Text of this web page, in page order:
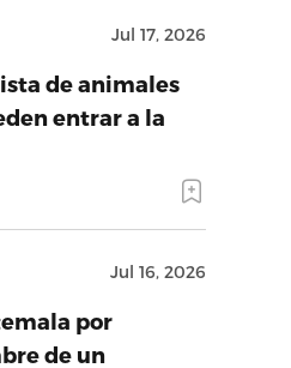
Jul 17, 2026
de animales
entrar a la
Jul 16, 2026
por
de un